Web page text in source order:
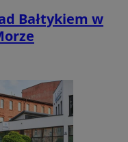
Bałtykiem w